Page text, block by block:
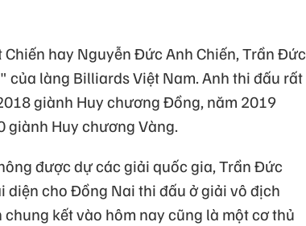
hay Nguyễn Đức Anh Chiến, Trần Đức
làng Billiards Việt Nam. Anh thi đấu rất
giành Huy chương Đồng, năm 2019
giành Huy chương Vàng.
được dự các giải quốc gia, Trần Đức
diện cho Đồng Nai thi đấu ở giải vô địch
kết vào hôm nay cũng là một cơ thủ